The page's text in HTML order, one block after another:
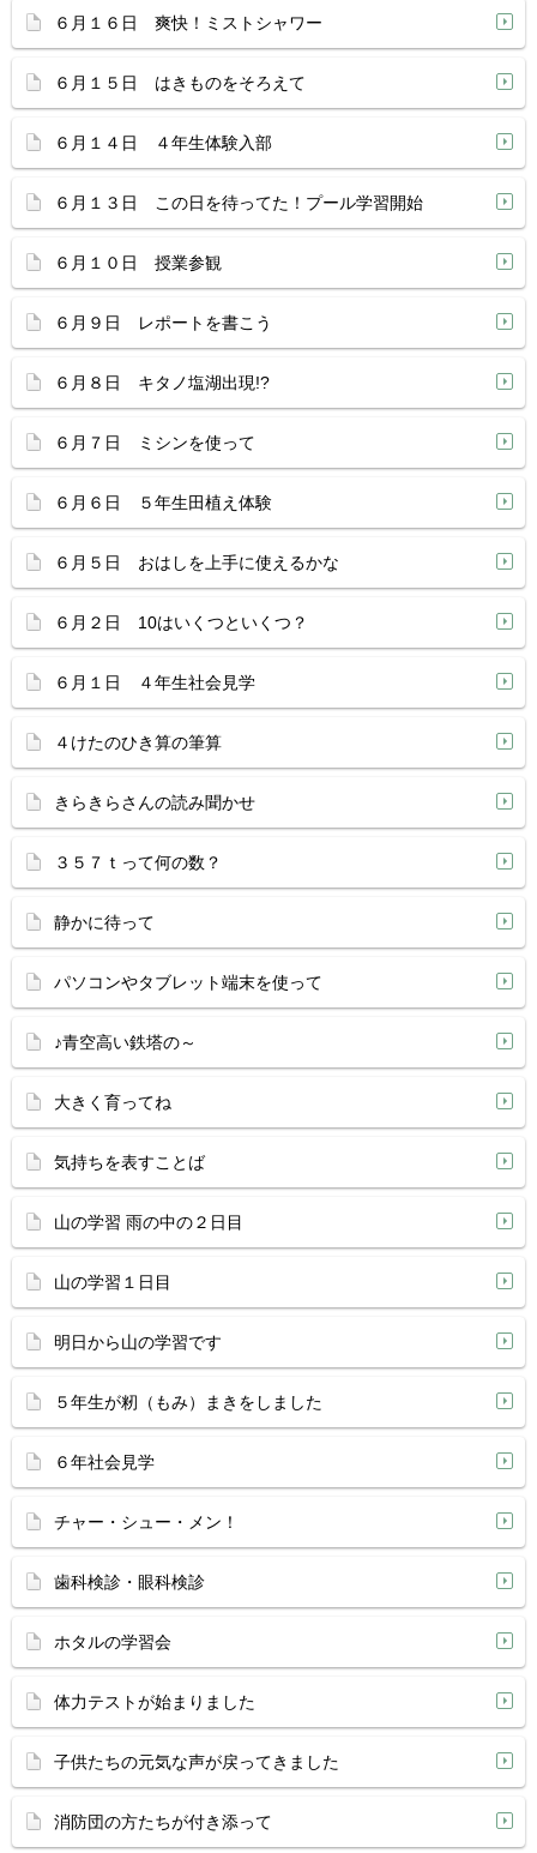
６月１６日 爽快！ミストシャワー
６月１５日 はきものをそろえて
６月１４日 ４年生体験入部
６月１３日 この日を待ってた！プール学習開始
６月１０日 授業参観
６月９日 レポートを書こう
６月８日 キタノ塩湖出現!?
６月７日 ミシンを使って
６月６日 ５年生田植え体験
６月５日 おはしを上手に使えるかな
６月２日 10はいくつといくつ？
６月１日 ４年生社会見学
４けたのひき算の筆算
きらきらさんの読み聞かせ
３５７ｔって何の数？
静かに待って
パソコンやタブレット端末を使って
♪青空高い鉄塔の～
大きく育ってね
気持ちを表すことば
山の学習 雨の中の２日目
山の学習１日目
明日から山の学習です
５年生が籾（もみ）まきをしました
６年社会見学
チャー・シュー・メン！
歯科検診・眼科検診
ホタルの学習会
体力テストが始まりました
子供たちの元気な声が戻ってきました
消防団の方たちが付き添って